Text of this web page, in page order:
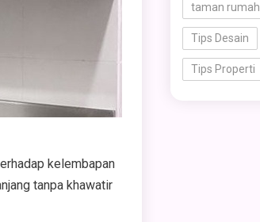
kelembapan
tanpa khawatir
taman rumah
Tips Desain
Tips Properti